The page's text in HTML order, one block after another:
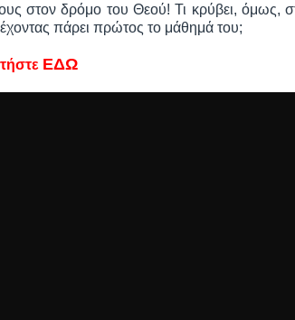
στον δρόμο του Θεού! Τι κρύβει, όμως,
πάρει πρώτος το μάθημά του;
ΕΔΩ